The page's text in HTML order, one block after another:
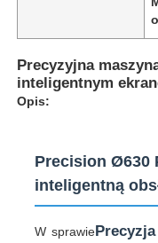
Dom
Precyzyjna
inteligentnym
Opis:
Precision Ø630
inteligentną
W sprawie